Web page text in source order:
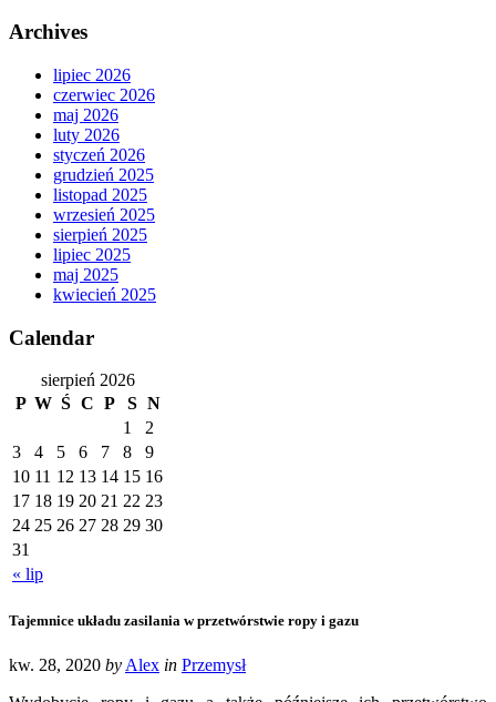
Archives
lipiec 2026
czerwiec 2026
maj 2026
luty 2026
styczeń 2026
grudzień 2025
listopad 2025
wrzesień 2025
sierpień 2025
lipiec 2025
maj 2025
kwiecień 2025
Calendar
sierpień 2026
P W Ś C P S N
« lip
1
2
3
4 5 6 7 8
9
10 11 12 13 14 15 16
17 18 19 20 21 22 23
24 25 26 27 28 29 30
31
Tajemnice układu zasilania w przetwórstwie ropy i gazu
kw. 28, 2020 by Alex in Przemysł